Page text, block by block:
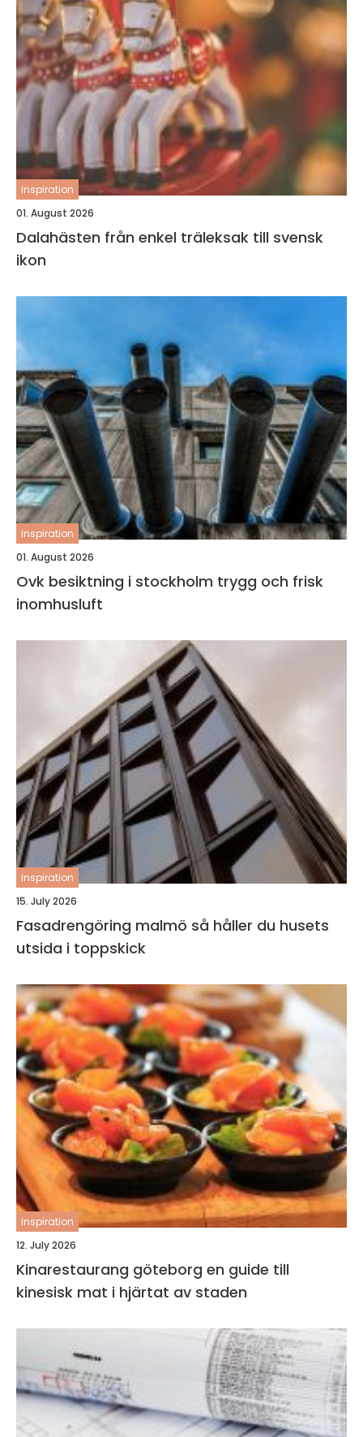
inspiration
01. August 2026
Dalahästen från enkel träleksak till svensk
ikon
inspiration
01. August 2026
Ovk besiktning i stockholm trygg och frisk
inomhusluft
inspiration
15. July 2026
Fasadrengöring malmö så håller du husets
utsida i toppskick
inspiration
12. July 2026
Kinarestaurang göteborg en guide till
kinesisk mat i hjärtat av staden